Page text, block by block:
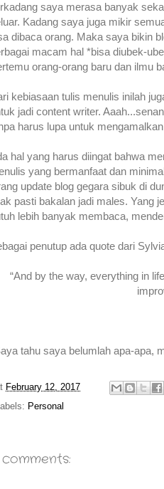
saya merasa banyak
Kadang saya juga mikir
dibaca orang. Maka saya bikin
macam hal *bisa diubek-
orang-orang baru dan ilmu
kebiasaan tulis menulis inilah
jadi content writer.
harus lupa untuk
hal yang harus diingat bahwa
yang bermanfaat dan
update blog gegara sibuk di
pasti bakalan jadi males. Yang
lebih banyak membaca,
penutup ada quote dari
“And by the way, everything in
tahu saya belumlah apa-apa,
February 12, 2017
Labels: Personal